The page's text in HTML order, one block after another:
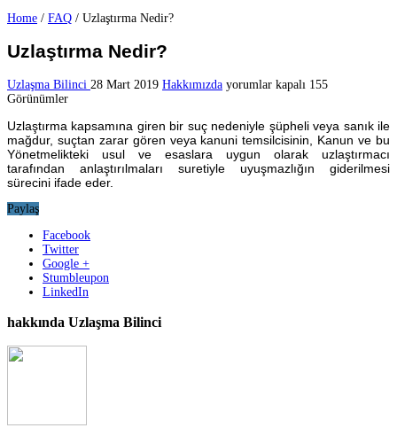
Home / FAQ / Uzlaştırma Nedir?
Uzlaştırma Nedir?
Uzlaşma Bilinci 28 Mart 2019 Hakkımızda Uzlaştırma
yorumlar kapalı 155
Görünümler
Uzlaştırma kapsamına giren bir suç nedeniyle şüpheli veya sanık ile
mağdur, suçtan zarar gören veya kanuni temsilcisinin, Kanun ve bu
Yönetmelikteki usul ve esaslara uygun olarak uzlaştırmacı
tarafından anlaştırılmaları suretiyle uyuşmazlığın giderilmesi
sürecini ifade eder.
Paylaş
Facebook
Twitter
Google +
Stumbleupon
LinkedIn
hakkında Uzlaşma Bilinci